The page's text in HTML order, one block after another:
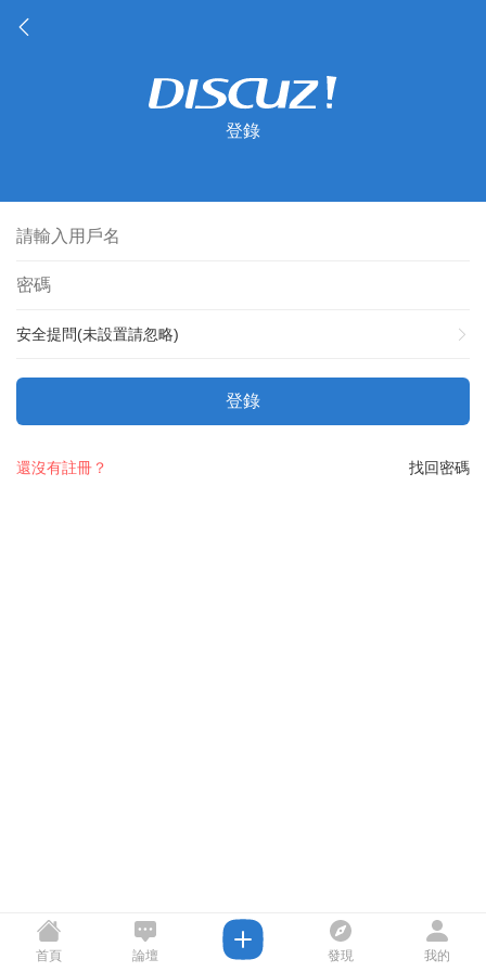
登錄
安全提問(未設置請忽略)
登錄
找回密碼
還沒有註冊？
首頁 論壇 發現 我的